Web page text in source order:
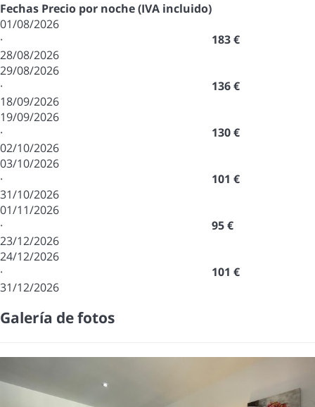
Fechas Precio por noche (IVA incluido)
01/08/2026
·
28/08/2026
183 €
29/08/2026
·
18/09/2026
136 €
19/09/2026
·
02/10/2026
130 €
03/10/2026
·
31/10/2026
101 €
01/11/2026
·
23/12/2026
95 €
24/12/2026
·
31/12/2026
101 €
Galería de fotos